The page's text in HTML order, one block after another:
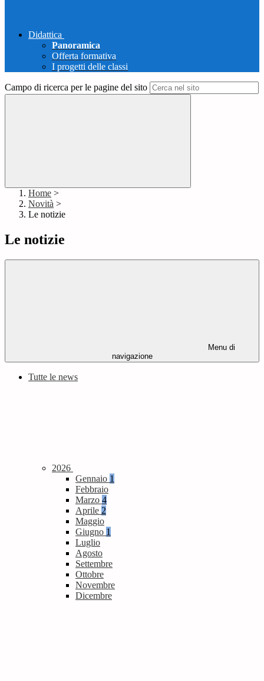
Didattica
Panoramica
Offerta formativa
I progetti delle classi
Campo di ricerca per le pagine del sito
Home >
Novità >
Le notizie
Le notizie
Menu di
navigazione
Tutte le news
2026
Gennaio 1
Febbraio
Marzo 4
Aprile 2
Maggio
Giugno 1
Luglio
Agosto
Settembre
Ottobre
Novembre
Dicembre